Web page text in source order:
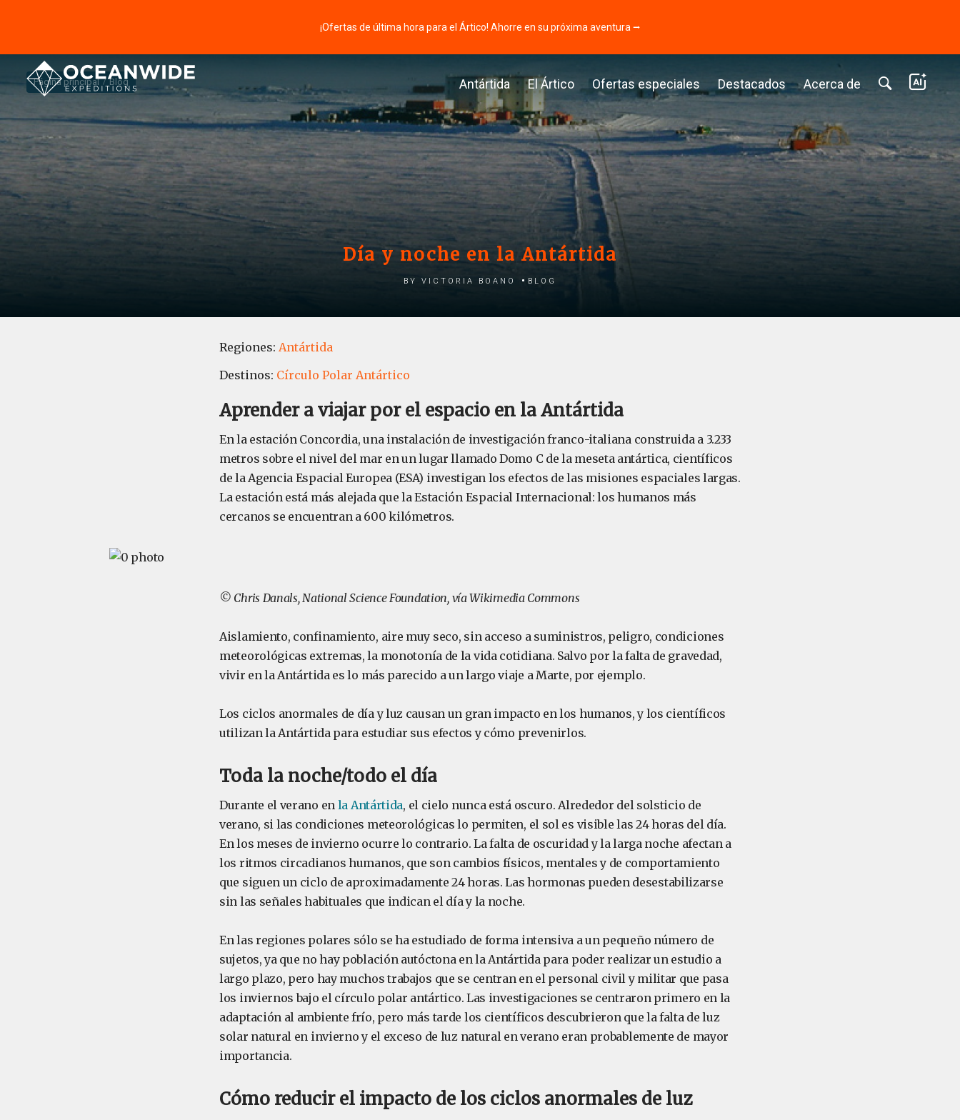
¡Ofertas de última hora para el Ártico! Ahorre en su próxima aventura ⭢
Antártida El Ártico Ofertas especiales Destacados Acerca de
Página principal Blog
Día y noche en la Antártida
by Victoria Boano Blog
Regiones: Antártida
Destinos: Círculo Polar Antártico
Aprender a viajar por el espacio en la Antártida
En la estación Concordia, una instalación de investigación franco-italiana construida a 3.233
metros sobre el nivel del mar en un lugar llamado Domo C de la meseta antártica, científicos
de la Agencia Espacial Europea (ESA) investigan los efectos de las misiones espaciales largas.
La estación está más alejada que la Estación Espacial Internacional: los humanos más
cercanos se encuentran a 600 kilómetros.
© Chris Danals, National Science Foundation, vía Wikimedia Commons
Aislamiento, confinamiento, aire muy seco, sin acceso a suministros, peligro, condiciones
meteorológicas extremas, la monotonía de la vida cotidiana. Salvo por la falta de gravedad,
vivir en la Antártida es lo más parecido a un largo viaje a Marte, por ejemplo.
Los ciclos anormales de día y luz causan un gran impacto en los humanos, y los científicos
utilizan la Antártida para estudiar sus efectos y cómo prevenirlos.
Toda la noche/todo el día
Durante el verano en la Antártida, el cielo nunca está oscuro. Alrededor del solsticio de
verano, si las condiciones meteorológicas lo permiten, el sol es visible las 24 horas del día.
En los meses de invierno ocurre lo contrario. La falta de oscuridad y la larga noche afectan a
los ritmos circadianos humanos, que son cambios físicos, mentales y de comportamiento
que siguen un ciclo de aproximadamente 24 horas. Las hormonas pueden desestabilizarse
sin las señales habituales que indican el día y la noche.
En las regiones polares sólo se ha estudiado de forma intensiva a un pequeño número de
sujetos, ya que no hay población autóctona en la Antártida para poder realizar un estudio a
largo plazo, pero hay muchos trabajos que se centran en el personal civil y militar que pasa
los inviernos bajo el círculo polar antártico. Las investigaciones se centraron primero en la
adaptación al ambiente frío, pero más tarde los científicos descubrieron que la falta de luz
solar natural en invierno y el exceso de luz natural en verano eran probablemente de mayor
importancia.
Cómo reducir el impacto de los ciclos anormales de luz